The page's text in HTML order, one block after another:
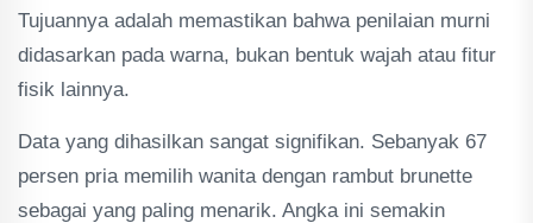
Tujuannya adalah memastikan bahwa penilaian murni
didasarkan pada warna, bukan bentuk wajah atau fitur
fisik lainnya.
Data yang dihasilkan sangat signifikan. Sebanyak 67
persen pria memilih wanita dengan rambut brunette
sebagai yang paling menarik. Angka ini semakin